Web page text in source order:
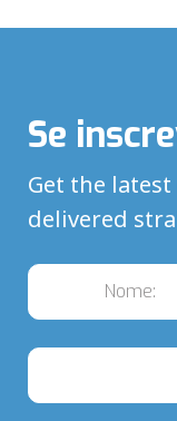
Se
Get the
delivered